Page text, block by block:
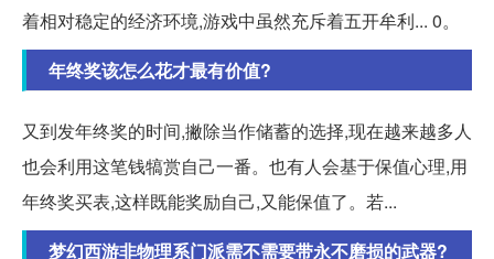
着相对稳定的经济环境,游戏中虽然充斥着五开牟利... 0。
年终奖该怎么花才最有价值?
又到发年终奖的时间,撇除当作储蓄的选择,现在越来越多人
也会利用这笔钱犒赏自己一番。也有人会基于保值心理,用
年终奖买表,这样既能奖励自己,又能保值了。若...
梦幻西游非物理系门派需不需要带永不磨损的武器?